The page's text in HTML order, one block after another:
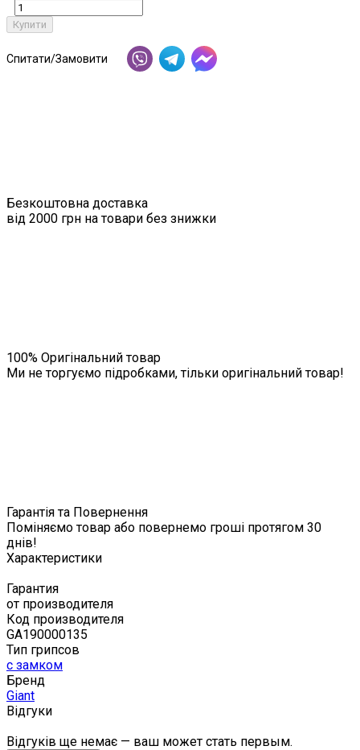
Купити
Спитати/Замовити
Безкоштовна доставка
від 2000 грн на товари без знижки
100% Оригінальний товар
Ми не торгуємо підробками, тільки оригінальний товар!
Гарантія та Повернення
Поміняємо товар або повернемо гроші протягом 30
днів!
Характеристики
Гарантия
от производителя
Код производителя
GA190000135
Тип грипсов
с замком
Бренд
Giant
Відгуки
Відгуків ще немає — ваш может стать первым.